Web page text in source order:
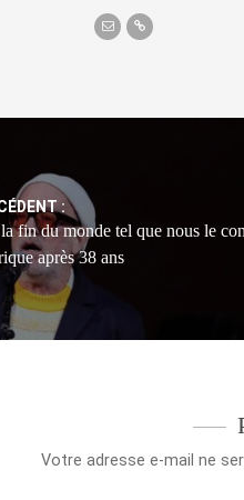
:
fin du monde tel que nous le
après 38 ans
Votre adresse e-mail ne